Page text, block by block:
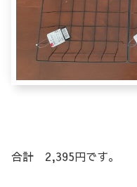
合計 2,395円です。